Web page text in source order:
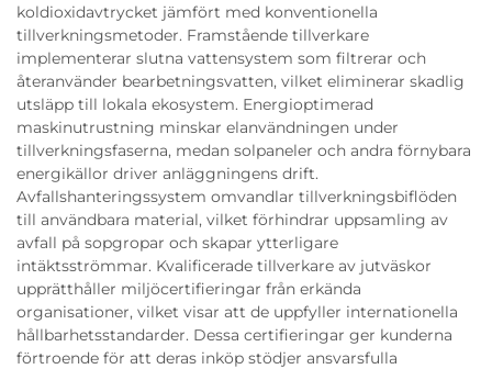
koldioxidavtrycket jämfört med konventionella
tillverkningsmetoder. Framstående tillverkare
implementerar slutna vattensystem som filtrerar och
återanvänder bearbetningsvatten, vilket eliminerar skadlig
utsläpp till lokala ekosystem. Energioptimerad
maskinutrustning minskar elanvändningen under
tillverkningsfaserna, medan solpaneler och andra förnybara
energikällor driver anläggningens drift.
Avfallshanteringssystem omvandlar tillverkningsbiflöden
till användbara material, vilket förhindrar uppsamling av
avfall på sopgropar och skapar ytterligare
intäktsströmmar. Kvalificerade tillverkare av jutväskor
upprätthåller miljöcertifieringar från erkända
organisationer, vilket visar att de uppfyller internationella
hållbarhetsstandarder. Dessa certifieringar ger kunderna
förtroende för att deras inköp stödjer ansvarsfulla